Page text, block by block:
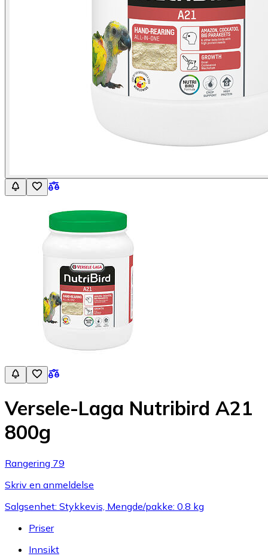
Versele-Laga Nutribird A21
800g
Rangering 79
Skriv en anmeldelse
Salgsenhet: Stykkevis, Mengde/pakke: 0.8 kg
Priser
Innsikt